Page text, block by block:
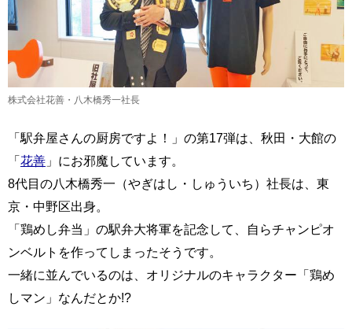
株式会社花善・八木橋秀一社長
「駅弁屋さんの厨房ですよ！」の第17弾は、秋田・大館の
「花善 」にお邪魔しています。
8代目の八木橋秀一（やぎはし・しゅういち）社長は、東
京・中野区出身。
「鶏めし弁当」の駅弁大将軍を記念して、自らチャンピオ
ンベルトを作ってしまったそうです。
一緒に並んでいるのは、オリジナルのキャラクター「鶏め
しマン」なんだとか!?